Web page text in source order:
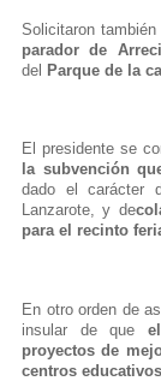
Solicitaron
parador de
del Parque de la
El presidente se
la subvención
dado el carácter
Lanzarote, y de
para el recinto
En otro orden de
insular de que
proyectos de
centros